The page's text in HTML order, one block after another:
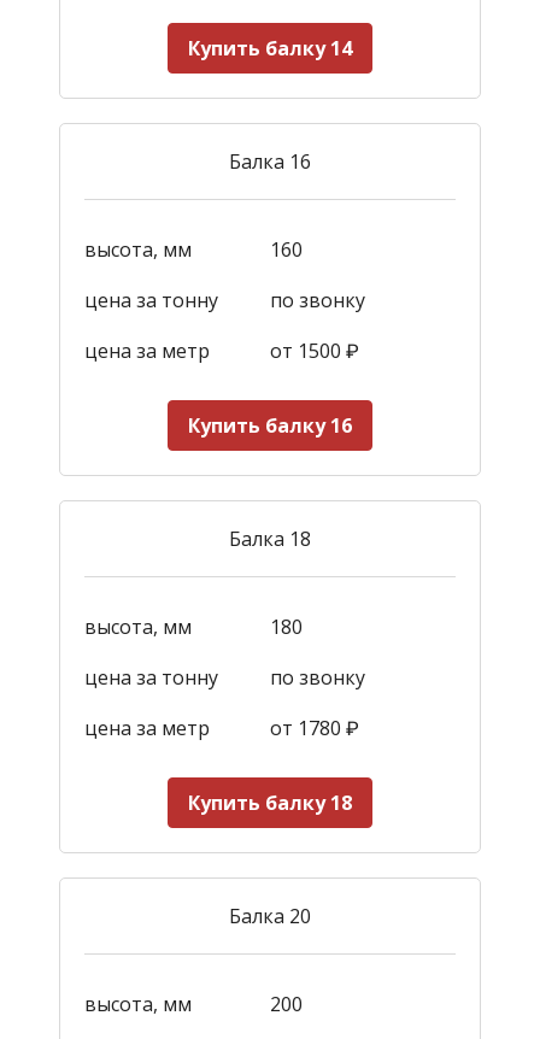
Купить балку 14
Балка 16
высота, мм
160
цена за тонну
по звонку
цена за метр
от 1500 ₽
Купить балку 16
Балка 18
высота, мм
180
цена за тонну
по звонку
цена за метр
от 1780 ₽
Купить балку 18
Балка 20
высота, мм
200